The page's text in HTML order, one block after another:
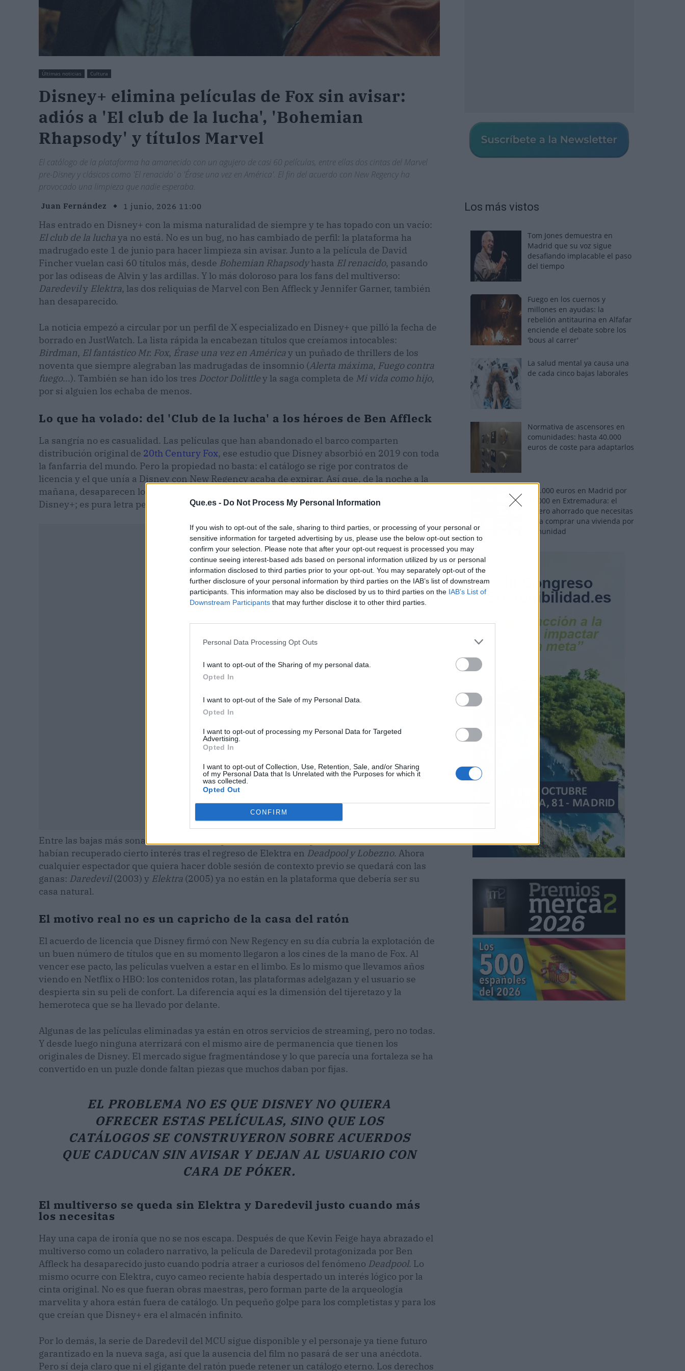
Que.es - Do Not Process My Personal Information
If you wish to opt-out of the sale, sharing to third parties, or processing of your personal or
sensitive information for targeted advertising by us, please use the below opt-out section to
confirm your selection. Please note that after your opt-out request is processed you may
continue seeing interest-based ads based on personal information utilized by us or personal
information disclosed to third parties prior to your opt-out. You may separately opt-out of the
further disclosure of your personal information by third parties on the IAB’s list of downstream
participants. This information may also be disclosed by us to third parties on the IAB’s List of
Downstream Participants that may further disclose it to other third parties.
Personal Data Processing Opt Outs
I want to opt-out of the Sharing of my personal data.
Opted In
I want to opt-out of the Sale of my Personal Data.
Opted In
I want to opt-out of processing my Personal Data for Targeted
Advertising.
Opted In
I want to opt-out of Collection, Use, Retention, Sale, and/or Sharing
of my Personal Data that Is Unrelated with the Purposes for which it
was collected.
Opted Out
CONFIRM
Últimas noticias Cultura
Disney+ elimina películas de Fox sin avisar:
adiós a 'El club de la lucha', 'Bohemian
Rhapsody' y títulos Marvel
El catálogo de la plataforma ha amanecido con un agujero de casi 60 películas, entre ellas dos cintas del Marvel
pre-Disney y clásicos como 'El renacido' o 'Érase una vez en América'. El fin del acuerdo con New Regency ha
provocado una limpieza que nadie esperaba.
Juan Fernández 1 junio, 2026 11:00
Has entrado en Disney+ con la misma naturalidad de siempre y te has topado con un vacío:
El club de la luchaya no está. No es un bug, no has cambiado de perfil: la plataforma ha
madrugado este 1 de junio para hacer limpieza sin avisar. Junto a la película de David
Fincher vuelan casi 60 títulos más, desde Bohemian Rhapsodyhasta El renacido, pasando
por las odiseas de Alvin y las ardillas. Y lo más doloroso para los fans del multiverso:
Daredevily Elektra, las dos reliquias de Marvel con Ben Affleck y Jennifer Garner, también
han desaparecido.
La noticia empezó a circular por un perfil de X especializado en Disney+ que pilló la fecha de
borrado en JustWatch. La lista rápida la encabezan títulos que creíamos intocables:
Birdman, El fantástico Mr. Fox, Érase una vez en Américay un puñado de thrillers de los
noventa que siempre alegraban las madrugadas de insomnio (Alerta máxima, Fuego contra
fuego...). También se han ido los tres Doctor Dolittley la saga completa de Mi vida como hijo,
por si alguien los echaba de menos.
Lo que ha volado: del 'Club de la lucha' a los héroes de Ben Affleck
La sangría no es casualidad. Las películas que han abandonado el barco comparten
distribución original de 20th Century Fox, ese estudio que Disney absorbió en 2019 con toda
la fanfarria del mundo. Pero la propiedad no basta: el catálogo se rige por contratos de
licencia y el que unía a Disney con New Regency acaba de expirar. Así que, de la noche a la
mañana, desaparecen los derechos y con ellos las pelis. No es un movimiento editorial de
Disney+; es pura letra pequeña.
Publicidad
Entre las bajas más sonadas están las dos películas de Marvel que, ironías del destino,
habían recuperado cierto interés tras el regreso de Elektra en Deadpool y Lobezno. Ahora
cualquier espectador que quiera hacer doble sesión de contexto previo se quedará con las
ganas: Daredevil(2003) y Elektra (2005) ya no están en la plataforma que debería ser su
casa natural.
El motivo real no es un capricho de la casa del ratón
El acuerdo de licencia que Disney firmó con New Regency en su día cubría la explotación de
un buen número de títulos que en su momento llegaron a los cines de la mano de Fox. Al
vencer ese pacto, las películas vuelven a estar en el limbo. Es lo mismo que llevamos años
viendo en Netflix o HBO: los contenidos rotan, las plataformas adelgazan y el usuario se
despierta sin su peli de confort. La diferencia aquí es la dimensión del tijeretazo y la
hemeroteca que se ha llevado por delante.
Algunas de las películas eliminadas ya están en otros servicios de streaming, pero no todas.
Y desde luego ninguna aterrizará con el mismo aire de permanencia que tienen los
originales de Disney. El mercado sigue fragmentándose y lo que parecía una fortaleza se ha
convertido en un puzle donde faltan piezas que muchos daban por fijas.
EL PROBLEMA NO ES QUE DISNEY NO QUIERA
OFRECER ESTAS PELÍCULAS, SINO QUE LOS
CATÁLOGOS SE CONSTRUYERON SOBRE ACUERDOS
QUE CADUCAN SIN AVISAR Y DEJAN AL USUARIO CON
CARA DE PÓKER.
El multiverso se queda sin Elektra y Daredevil justo cuando más
los necesitas
Hay una capa de ironía que no se nos escapa. Después de que Kevin Feige haya abrazado el
multiverso como un coladero narrativo, la película de Daredevil protagonizada por Ben
Affleck ha desaparecido justo cuando podría atraer a curiosos del fenómeno Deadpool. Lo
mismo ocurre con Elektra, cuyo cameo reciente había despertado un interés lógico por la
cinta original. No es que fueran obras maestras, pero forman parte de la arqueología
marvelita y ahora están fuera de catálogo. Un pequeño golpe para los completistas y para los
que creían que Disney+ era el almacén infinito.
Por lo demás, la serie de Daredevil del MCU sigue disponible y el personaje ya tiene futuro
garantizado en la nueva saga, así que la ausencia del film no pasará de ser una anécdota.
Pero sí deja claro que ni el gigante del ratón puede retener un catálogo eterno. Los derechos
Los más vistos
Tom Jones demuestra en
Madrid que su voz sigue
desafiando implacable el paso
del tiempo
Fuego en los cuernos y
millones en ayudas: la
rebelión antitaurina en Alfafar
enciende el debate sobre los
'bous al carrer'
La salud mental ya causa una
de cada cinco bajas laborales
Normativa de ascensores en
comunidades: hasta 40.000
euros de coste para adaptarlos
110.000 euros en Madrid por
31.000 en Extremadura: el
dinero ahorrado que necesitas
para comprar una vivienda por
comunidad